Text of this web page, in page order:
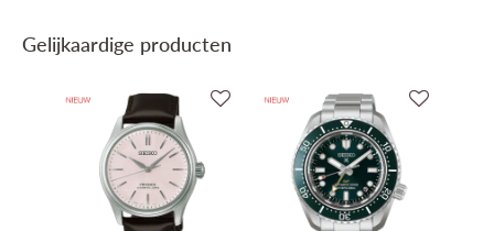
Gelijkaardige producten